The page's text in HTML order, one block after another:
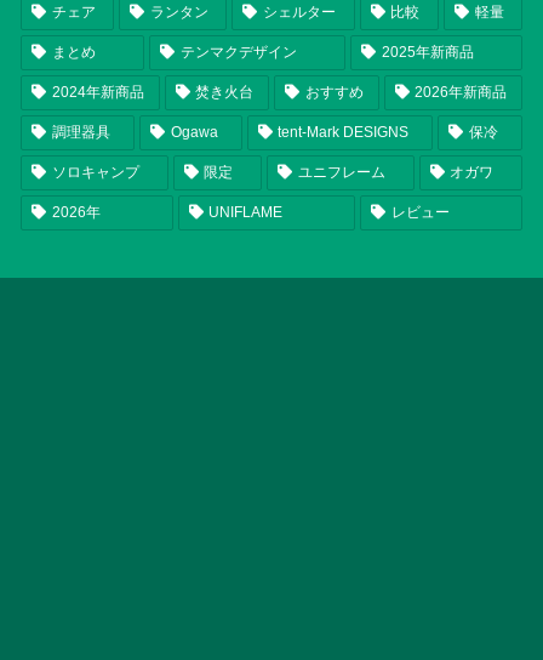
チェア ランタン シェルター 比較 軽量
まとめ テンマクデザイン 2025年新商品
2024年新商品 焚き火台 おすすめ 2026年新商品
調理器具 Ogawa tent-Mark DESIGNS 保冷
ソロキャンプ 限定 ユニフレーム オガワ
2026年 UNIFLAME レビュー